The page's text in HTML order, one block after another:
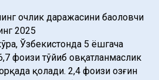
очлик даражасини баҳоловчи
2025
Ўзбекистонда 5 ёшгача
фоизи тўйиб овқатланмаслик
қолади. 2,4 фоизи озғин